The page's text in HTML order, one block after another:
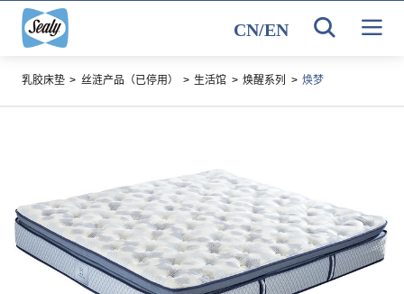
CN/EN
乳胶床垫 > 丝涟产品（已停用） > 生活馆 > 焕醒系列 > 焕梦